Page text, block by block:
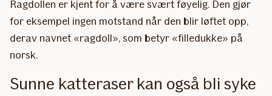
Ragdollen er kjent for å være svært føyelig. Den gjør
for eksempel ingen motstand når den blir løftet opp,
derav navnet «ragdoll», som betyr «filledukke» på
norsk.
Sunne katteraser kan også bli syke